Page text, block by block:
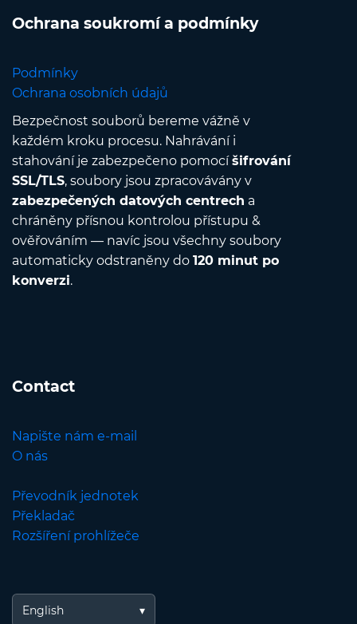
Ochrana soukromí a podmínky
Podmínky
Ochrana osobních údajů
Bezpečnost souborů bereme vážně v
každém kroku procesu. Nahrávání i
stahování je zabezpečeno pomocíšifrování
SSL/TLS, soubory jsou zpracovávány v
zabezpečených datových centrech a
chráněny přísnou kontrolou přístupu &
ověřováním — navíc jsou všechny soubory
automaticky odstraněny do 120 minut po
konverzi.
Contact
Napište nám e-mail
O nás
Převodník jednotek
Překladač
Rozšíření prohlížeče
English